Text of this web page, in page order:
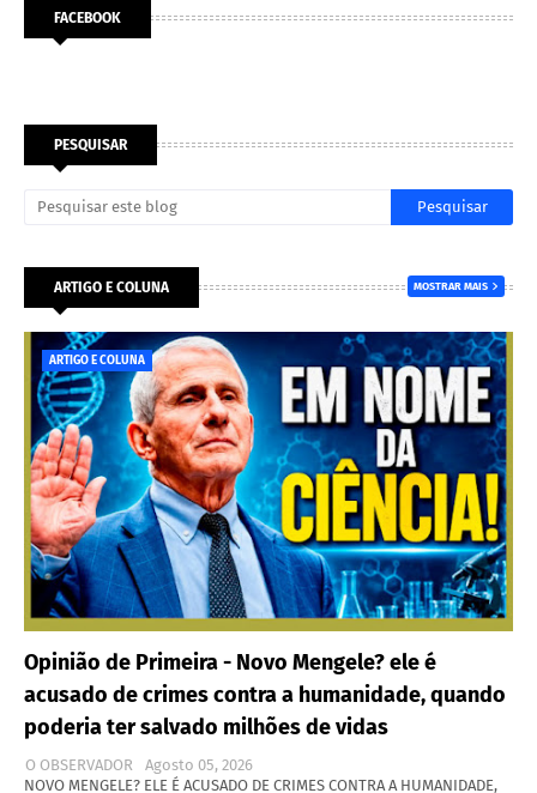
FACEBOOK
PESQUISAR
ARTIGO E COLUNA MOSTRAR MAIS
ARTIGO E COLUNA
Opinião de Primeira - Novo Mengele? ele é
acusado de crimes contra a humanidade, quando
poderia ter salvado milhões de vidas
O OBSERVADOR
Agosto 05, 2026
NOVO MENGELE? ELE É ACUSADO DE CRIMES CONTRA A HUMANIDADE,